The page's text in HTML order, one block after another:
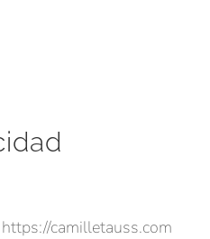
camilletauss.com